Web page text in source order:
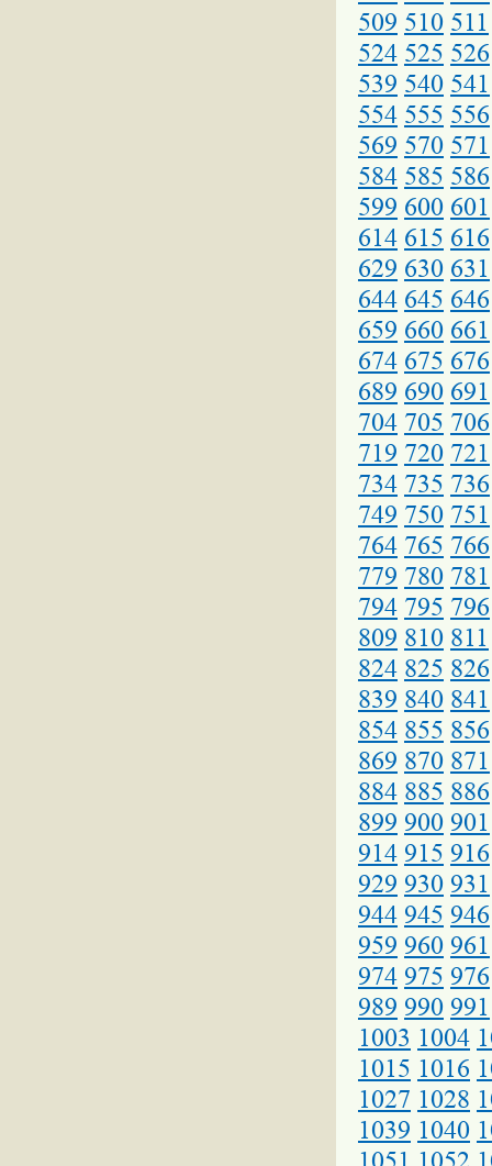
509 510 511
524 525 526
539 540 541
554 555 556
569 570 571
584 585 586
599 600 601
614 615 616
629 630 631
644 645 646
659 660 661
674 675 676
689 690 691
704 705 706
719 720 721
734 735 736
749 750 751
764 765 766
779 780 781
794 795 796
809 810 811
824 825 826
839 840 841
854 855 856
869 870 871
884 885 886
899 900 901
914 915 916
929 930 931
944 945 946
959 960 961
974 975 976
989 990 991
1003 1004
1015 1016
1027 1028
1039 1040